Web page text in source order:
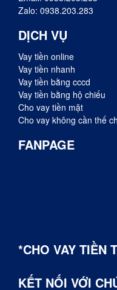
Zalo: 0938.203.283
DỊCH VỤ
Vay tiền online
Vay tiền nhanh
Vay tiền bằng cccd
Vay tiền bằng hộ chiếu
Cho vay tiền mặt
Cho vay không cần thế
FANPAGE
*CHO VAY TIỀN
KẾT NỐI VỚI